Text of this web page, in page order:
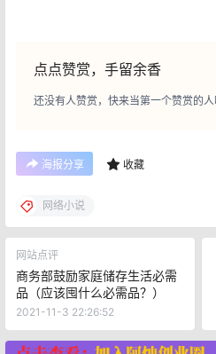
点点赞赏，手留余香
还没有人赞赏，快来当第一个赞赏的人
海报分享 收藏
网络小说
网站点评
商务部鼓励家庭储存生活必需
品（应该囤什么必需品？）
2021-11-3 22:26:52